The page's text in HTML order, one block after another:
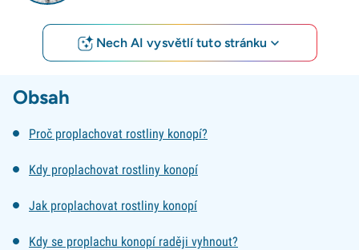
Nech AI vysvětlí tuto stránku
Obsah
Proč proplachovat rostliny konopí?
Kdy proplachovat rostliny konopí
Jak proplachovat rostliny konopí
Kdy se proplachu konopí raději vyhnout?